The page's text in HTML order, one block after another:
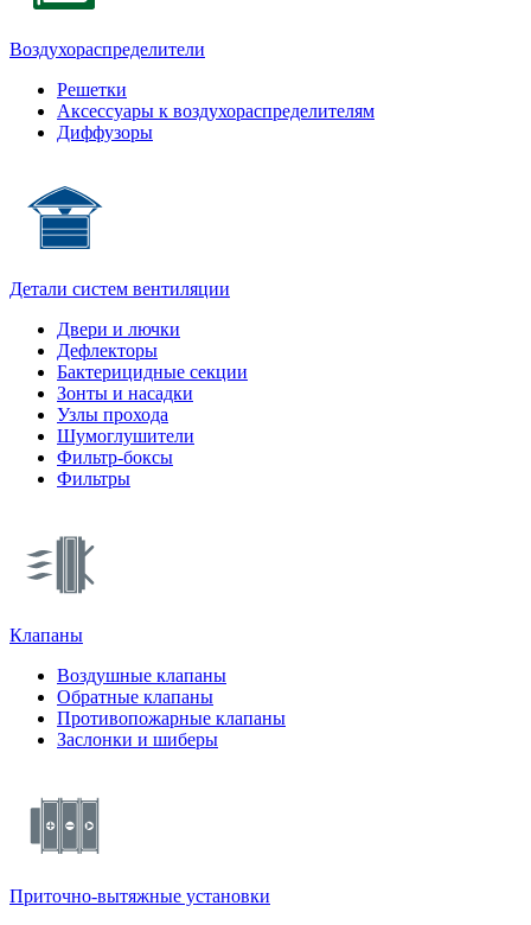
Воздухораспределители
Решетки
Аксессуары к воздухораспределителям
Диффузоры
Детали систем вентиляции
Двери и лючки
Дефлекторы
Бактерицидные секции
Зонты и насадки
Узлы прохода
Шумоглушители
Фильтр-боксы
Фильтры
Клапаны
Воздушные клапаны
Обратные клапаны
Противопожарные клапаны
Заслонки и шиберы
Приточно-вытяжные установки